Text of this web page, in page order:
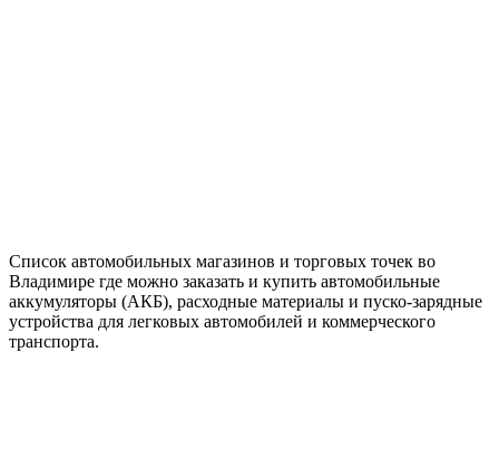
Список автомобильных магазинов и торговых точек во
Владимире где можно заказать и купить автомобильные
аккумуляторы (АКБ), расходные материалы и пуско-зарядные
устройства для легковых автомобилей и коммерческого
транспорта.